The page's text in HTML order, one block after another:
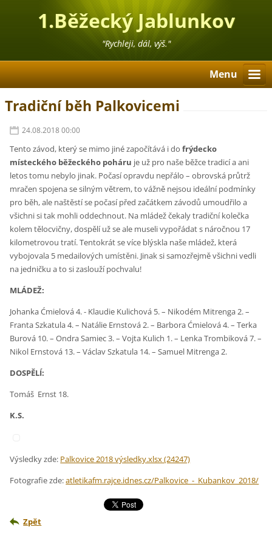
1.Běžecký Jablunkov
"Rychleji, dál, výš."
Menu
Tradiční běh Palkovicemi
24.08.2018 00:00
Tento závod, který se mimo jiné započítává i dofrýdecko
místeckého běžeckého poháru je už pro naše běžce tradicí a ani
letos tomu nebylo jinak. Počasí opravdu nepřálo – obrovská průtrž
mračen spojena se silným větrem, to vážně nejsou ideální podmínky
pro běh, ale naštěstí se počasí před začátkem závodů umoudřilo a
všichni si tak mohli oddechnout. Na mládež čekaly tradiční kolečka
kolem tělocvičny, dospělí už se ale museli vypořádat s náročnou 17
kilometrovou tratí. Tentokrát se více blýskla naše mládež, která
vybojovala 5 medailových umístěni. Jinak si samozřejmě všichni vedli
na jedničku a to si zaslouží pochvalu!
MLÁDEŽ:
Johanka Ćmielová 4. - Klaudie Kulichová 5. – Nikodém Mitrenga 2. –
Franta Szkatula 4. – Natálie Ernstová 2. – Barbora Ćmielová 4. – Terka
Burová 10. – Ondra Samiec 3. – Vojta Kulich 1. – Lenka Trombiková 7. –
Nikol Ernstová 13. – Václav Szkatula 14. – Samuel Mitrenga 2.
DOSPĚLÍ:
Tomáš Ernst 18.
K.S.
Výsledky zde: Palkovice 2018 výsledky.xlsx (24247)
Fotografie zde:atletikafm.rajce.idnes.cz/Palkovice_-_Kubankov_2018/
Zpět